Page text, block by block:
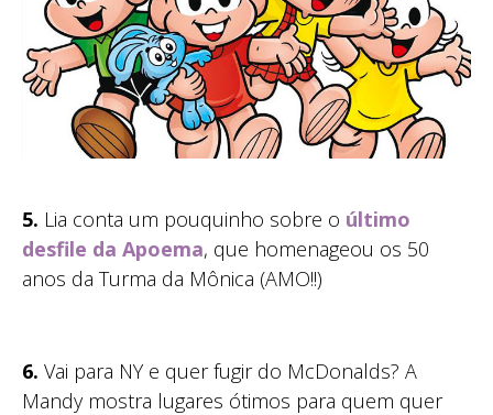
5. Lia conta um pouquinho sobre o último
desfile da Apoema, que homenageou os 50
anos da Turma da Mônica (AMO!!)
6. Vai para NY e quer fugir do McDonalds? A
Mandy mostra lugares ótimos para quem quer